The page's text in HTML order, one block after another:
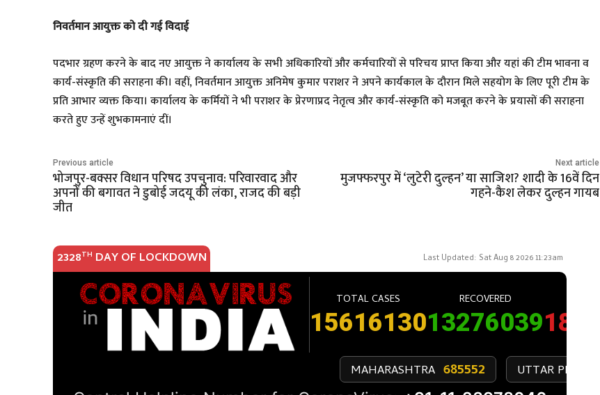
निवर्तमान आयुक्त को दी गई विदाई
पदभार ग्रहण करने के बाद नए आयुक्त ने कार्यालय के सभी अधिकारियों और कर्मचारियों से परिचय प्राप्त किया और यहां की टीम भावना व
कार्य-संस्कृति की सराहना की। वहीं, निवर्तमान आयुक्त अनिमेष कुमार पराशर ने अपने कार्यकाल के दौरान मिले सहयोग के लिए पूरी टीम के
प्रति आभार व्यक्त किया। कार्यालय के कर्मियों ने भी पराशर के प्रेरणाप्रद नेतृत्व और कार्य-संस्कृति को मजबूत करने के प्रयासों की सराहना
करते हुए उन्हें शुभकामनाएं दीं।
Previous article
भोजपुर-बक्सर विधान परिषद उपचुनाव: परिवारवाद और
अपनों की बगावत ने डुबोई जदयू की लंका, राजद की बड़ी
जीत
Next article
मुजफ्फरपुर में ‘लुटेरी दुल्हन’ या साजिश? शादी के 16वें दिन
गहने-कैश लेकर दुल्हन गायब